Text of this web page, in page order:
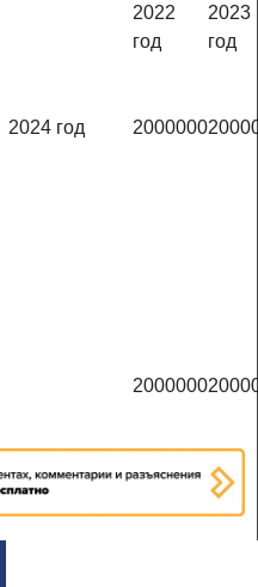
2022
год
2023
год
2024 год 2000000
2000000